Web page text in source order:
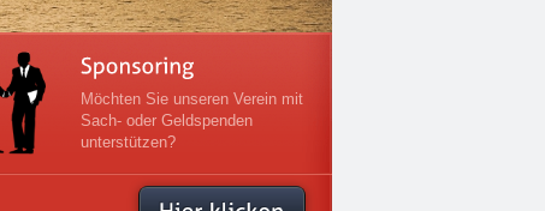
Möchten Sie unseren Verein mit
Sach- oder Geldspenden
unterstützen?